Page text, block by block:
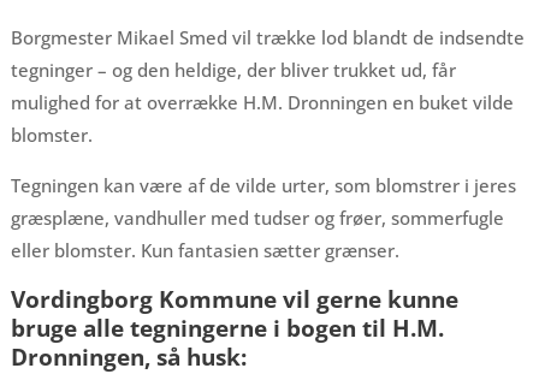
Borgmester Mikael Smed vil trække lod blandt de indsendte
tegninger – og den heldige, der bliver trukket ud, får
mulighed for at overrække H.M. Dronningen en buket vilde
blomster.
Tegningen kan være af de vilde urter, som blomstrer i jeres
græsplæne, vandhuller med tudser og frøer, sommerfugle
eller blomster. Kun fantasien sætter grænser.
Vordingborg Kommune vil gerne kunne
bruge alle tegningerne i bogen til H.M.
Dronningen, så husk: